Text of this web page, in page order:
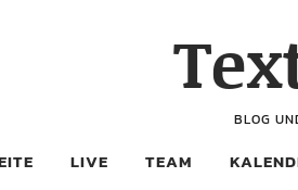
BLOG
LIVE TEAM